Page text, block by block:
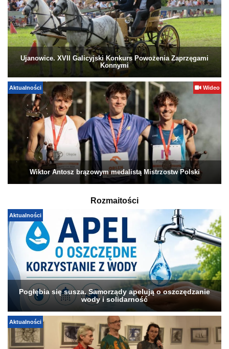
Ujanowice. XVII Galicyjski Konkurs Powożenia Zaprzęgami
Konnymi
Aktualności Wideo
Wiktor Antosz brązowym medalistą Mistrzostw Polski
Rozmaitości
Aktualności
Pogłębia się susza. Samorządy apelują o oszczędzanie
wody i solidarność
Aktualności